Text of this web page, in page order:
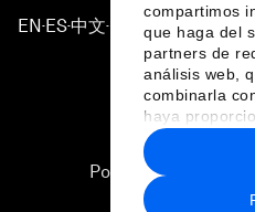
compartimos
que haga del
partners de
análisis web,
combinarla
haya
recopilado a
hecho de sus
EN ▪ES▪中文▪ 日本語
Política de